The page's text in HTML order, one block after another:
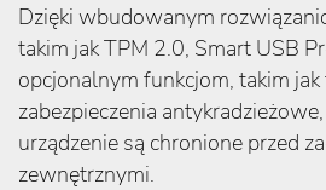
Dzięki wbudowanym
takim jak TPM 2.0, Smart USB
opcjonalnym funkcjom, takim jak
zabezpieczenia
urządzenie są chronione przed
zewnętrznymi.